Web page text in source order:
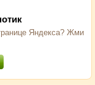
Яндекса? Жми